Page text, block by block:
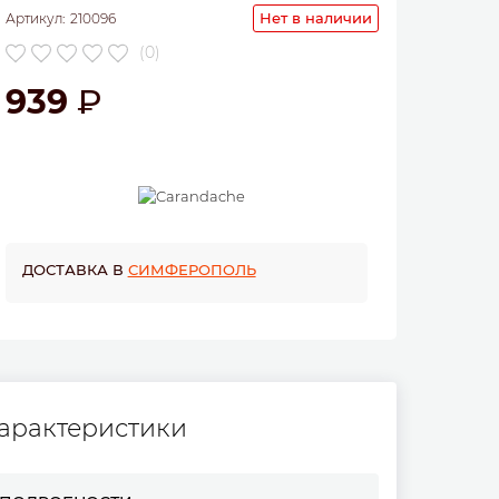
Артикул: 210096 Нет в наличии
(0)
939
ДОСТАВКА В СИМФЕРОПОЛЬ